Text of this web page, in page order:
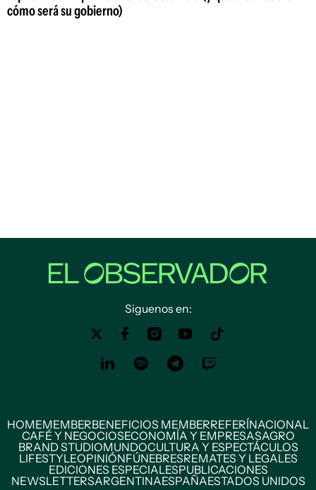
cómo será su gobierno)
Siguenos en:
HOMEMEMBERBENEFICIOS MEMBERREFERÍNACIONAL
CAFÉ Y NEGOCIOSECONOMÍA Y EMPRESASAGRO
BRAND STUDIOMUNDOCULTURA Y ESPECTÁCULOS
LIFESTYLEOPINIÓNFÚNEBRESREMATES Y LEGALES
EDICIONES ESPECIALESPUBLICACIONES
NEWSLETTERSARGENTINAESPAÑAESTADOS UNIDOS